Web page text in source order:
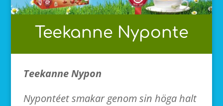
Teekanne Nyponte
Teekanne Nypon
Nypontéet smakar genom sin höga halt